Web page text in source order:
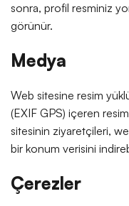
sonra, profil resminiz
görünür.
Medya
Web sitesine resim
(EXIF GPS) içeren
sitesinin ziyaretçileri,
bir konum verisini
Çerezler